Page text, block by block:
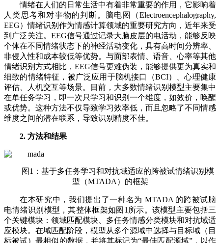
情绪在人们的日常生活中有着非常重要的作用，它影响着
人类思考和对事物的判断。脑电图（Electroencephalography,
EEG）情绪识别作为情感计算领域的重要研究方向，近年来受
到广泛关注。EEG信号通过记录大脑皮层的电活动，能够反映
个体在不同情绪状态下的神经活动变化，具有高时间分辨率、
非侵入性和成本较低等优势。与面部表情、语音、心率等其他
情绪识别方式相比，EEG信号更难伪装，能够提供更为真实和
细致的情绪特征，被广泛应用于脑机接口（BCI）、心理健康
评估、人机交互等场景。目前，大多数情绪识别模型主要集中
在单任务学习，即一次只学习和识别一个维度，如效价，唤醒
或优势。这种方法不仅导致学习效率低，而且忽略了不同情感
维度之间的潜在联系，导致识别精度不佳。
2. 方法和结果
图1：基于多任务学习和对抗域适应的跨被试情绪识别模
型（MTADA）的框架
在本研究中，我们提出了一种名为 MTADA 的跨被试脑
电情绪识别模型，其整体框架如图1所示。该模型主要包括三
个关键模块：领域匹配模块、多任务情感分类模块和对抗域适
应模块。在域匹配阶段，模型从多个源域中选择与目标域（目
标被试）最相似的数据，并将其标记为“最佳匹配源域”，以作